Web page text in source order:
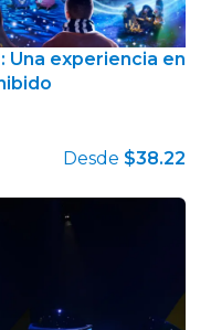
experiencia en
Desde $38.22